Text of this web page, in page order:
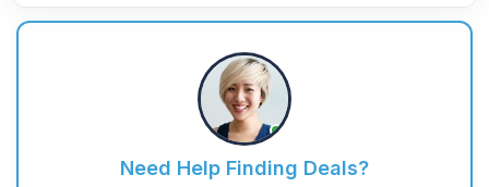
Need Help Finding Deals?